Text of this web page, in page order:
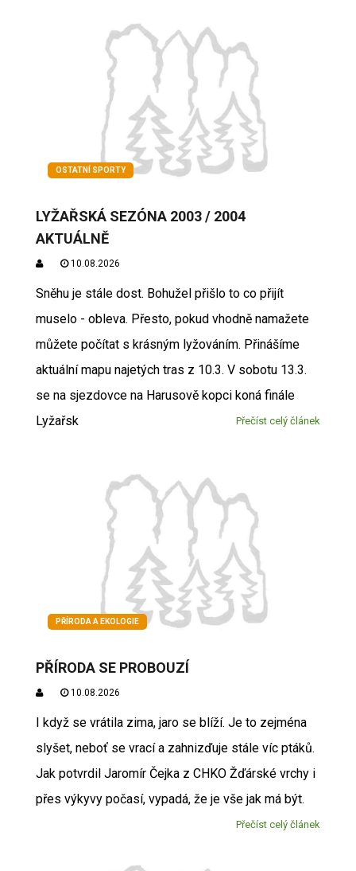
OSTATNÍ SPORTY
LYŽAŘSKÁ SEZÓNA 2003 / 2004
AKTUÁLNĚ
10.08.2026
Sněhu je stále dost. Bohužel přišlo to co přijít
muselo - obleva. Přesto, pokud vhodně namažete
můžete počítat s krásným lyžováním. Přinášíme
aktuální mapu najetých tras z 10.3. V sobotu 13.3.
se na sjezdovce na Harusově kopci koná finále
Lyžařsk
Přečíst celý článek
PŘÍRODA A EKOLOGIE
PŘÍRODA SE PROBOUZÍ
10.08.2026
I když se vrátila zima, jaro se blíží. Je to zejména
slyšet, neboť se vrací a zahnizďuje stále víc ptáků.
Jak potvrdil Jaromír Čejka z CHKO Žďárské vrchy i
přes výkyvy počasí, vypadá, že je vše jak má být.
Přečíst celý článek